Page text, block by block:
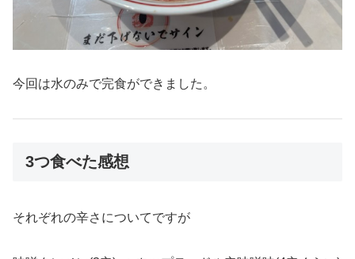
今回は水のみで完食ができました。
3つ食べた感想
それぞれの辛さについてですが